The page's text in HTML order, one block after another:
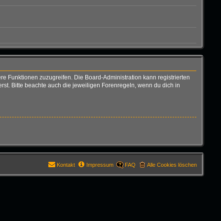
Funktionen zuzugreifen. Die Board-Administration kann registrierten
Bitte beachte auch die jeweiligen Forenregeln, wenn du dich in
Alle Cookies löschen
FAQ
Impressum
Kontakt